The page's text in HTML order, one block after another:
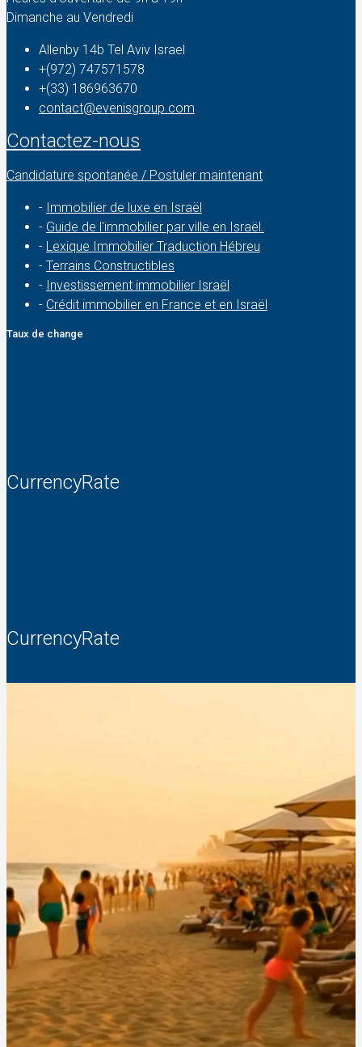
Dimanche au Vendredi
Allenby 14b Tel Aviv Israel
+(972) 747571578
+(33) 186963670
contact@evenisgroup.com
Contactez-nous
Candidature spontanée / Postuler maintenant
- Immobilier de luxe en Israël
- Guide de l'immobilier par ville en Israël.
- Lexique Immobilier Traduction Hébreu
- Terrains Constructibles
- Investissement immobilier Israël
- Crédit immobilier en France et en Israël
Taux de change
CurrencyRate
CurrencyRate